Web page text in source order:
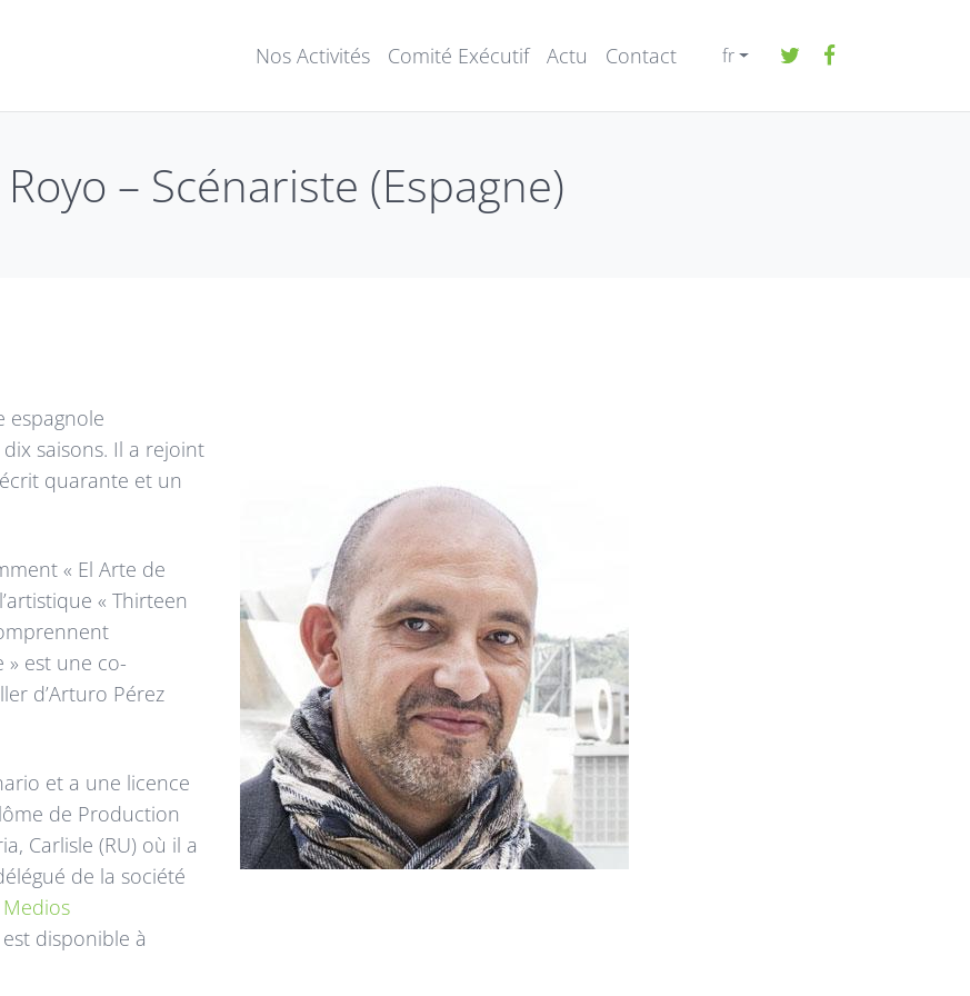
Nos Activités
Comité Exécutif Actu Contact fr
– Scénariste (Espagne)
espagnole
saisons. Il a rejoint
quarante et un
« El Arte de
« Thirteen
» est une co-
d’Arturo Pérez
et a une licence
de Production
Carlisle (RU) où il a
de la société
disponible à